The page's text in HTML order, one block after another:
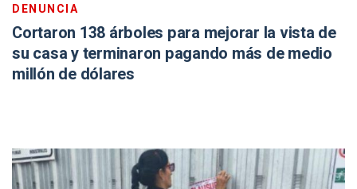
DENUNCIA
Cortaron 138 árboles para mejorar la vista de
su casa y terminaron pagando más de medio
millón de dólares